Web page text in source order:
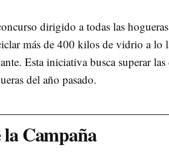
dirigido a todas las
más de 400 kilos de vidrio a lo
Esta iniciativa busca superar
del año pasado.
la Campaña